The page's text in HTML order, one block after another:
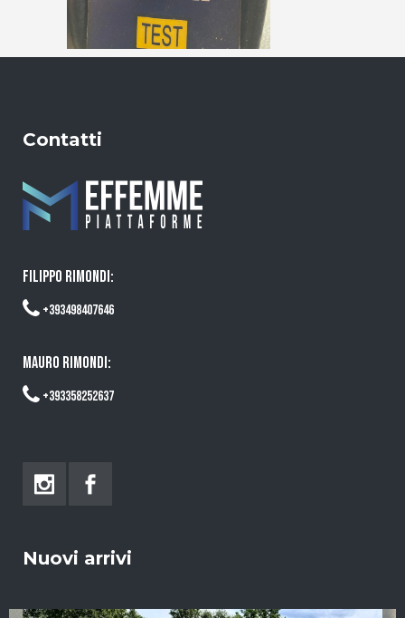
Contatti
FILIPPO RIMONDI:
+393498407646
MAURO RIMONDI:
+393358252637
Nuovi arrivi